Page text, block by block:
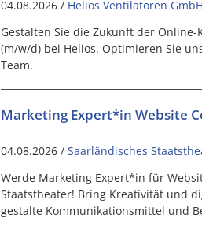
04.08.2026 / Helios Ventilatoren
Gestalten Sie die Zukunft der
(m/w/d) bei Helios. Optimieren Sie
Team.
Marketing Expert*in Website
04.08.2026 / Saarländisches
Werde Marketing Expert*in für
Staatstheater! Bring Kreativität und
gestalte Kommunikationsmittel und